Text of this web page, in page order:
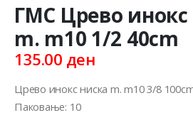
ГМС Црево инокс
m. m10 1/2 40cm
135.00 ден
Црево инокс ниска m. m10 3/8
Паковање: 10